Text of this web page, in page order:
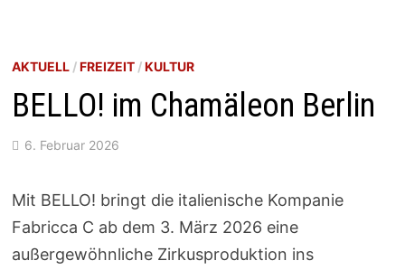
AKTUELL/FREIZEIT/KULTUR
BELLO! im Chamäleon Berlin
6. Februar 2026
Mit BELLO! bringt die italienische Kompanie
Fabricca C ab dem 3. März 2026 eine
außergewöhnliche Zirkusproduktion ins